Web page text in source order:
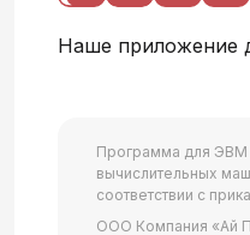
Наше приложение
Программа для ЭВМ
вычислительных
соответствии с
ООО Компания «Ай